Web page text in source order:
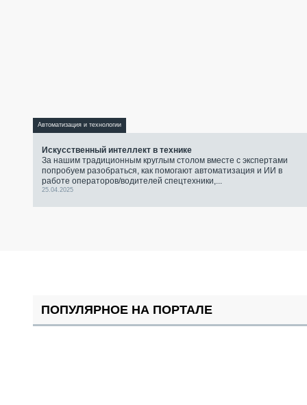
Автоматизация и технологии
Искусственный интеллект в технике
За нашим традиционным круглым столом вместе с экспертами
попробуем разобраться, как помогают автоматизация и ИИ в
работе операторов/водителей спецтехники,...
25.04.2025
ПОПУЛЯРНОЕ НА ПОРТАЛЕ